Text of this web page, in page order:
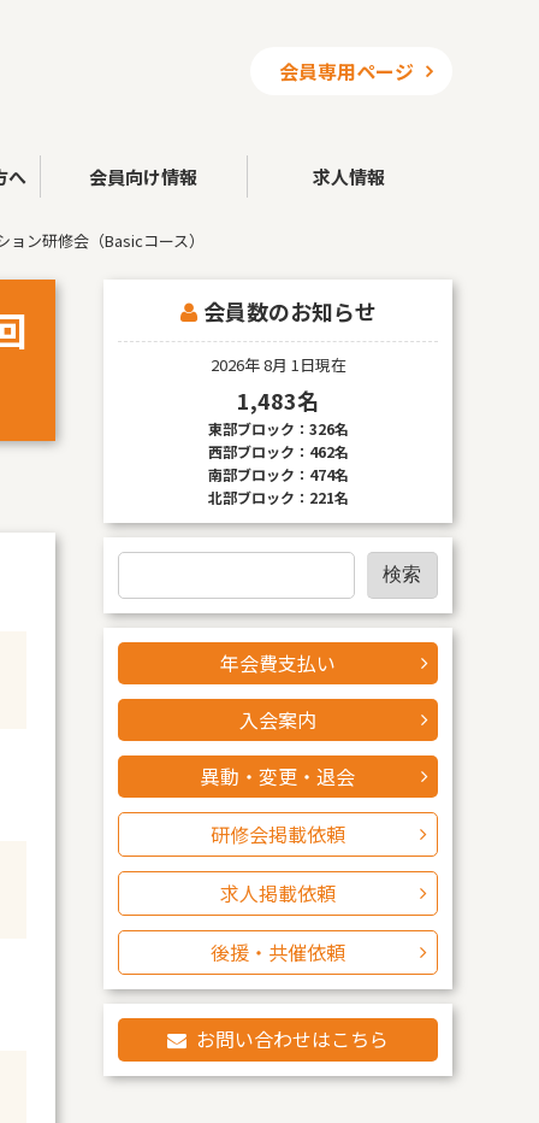
会員専用ページ
へ 会員向け情報 求人情報
ン研修会（Basicコース）
会員数のお知らせ
2026年 8月 1日現在
1,483名
東部ブロック：326名
西部ブロック：462名
南部ブロック：474名
北部ブロック：221名
検
索
検索
年会費支払い
入会案内
異動・変更・退会
研修会掲載依頼
求人掲載依頼
後援・共催依頼
お問い合わせはこちら